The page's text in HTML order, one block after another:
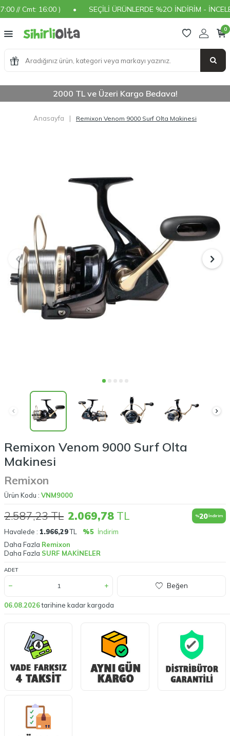
// Cmt: 16:00 ) SEÇİLİ ÜRÜNLERDE %2O İNDİRİM -
0
2000 TL ve Üzeri Kargo Bedava!
Anasayfa | Remixon Venom 9000 Surf Olta Makinesi
Remixon Venom 9000 Surf Olta
Makinesi
Remixon
Ürün Kodu : VNM9000
2.587,23TL 2.069,78 TL %20İndirim
Havalede : 1.966,29TL %5 İndirim
Daha Fazla Remixon
Daha Fazla SURF MAKİNELER
ADET
Beğen
06.08.2026tarihine kadar kargoda